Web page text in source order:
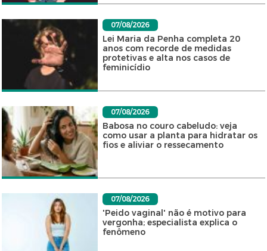
07/08/2026
Lei Maria da Penha completa 20
anos com recorde de medidas
protetivas e alta nos casos de
feminicídio
07/08/2026
Babosa no couro cabeludo: veja
como usar a planta para hidratar os
fios e aliviar o ressecamento
07/08/2026
'Peido vaginal' não é motivo para
vergonha; especialista explica o
fenômeno